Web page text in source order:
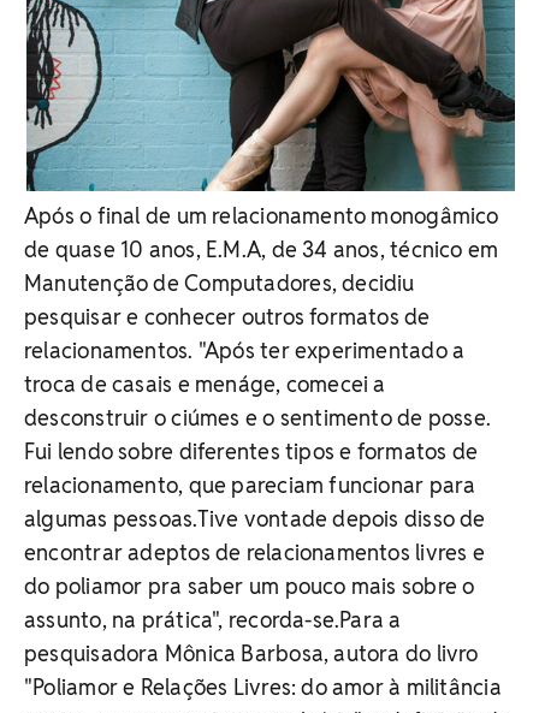
Após o final de um relacionamento monogâmico
de quase 10 anos, E.M.A, de 34 anos, técnico em
Manutenção de Computadores, decidiu
pesquisar e conhecer outros formatos de
relacionamentos. "Após ter experimentado a
troca de casais e menáge, comecei a
desconstruir o ciúmes e o sentimento de posse.
Fui lendo sobre diferentes tipos e formatos de
relacionamento, que pareciam funcionar para
algumas pessoas.Tive vontade depois disso de
encontrar adeptos de relacionamentos livres e
do poliamor pra saber um pouco mais sobre o
assunto, na prática", recorda-se.Para a
pesquisadora Mônica Barbosa, autora do livro
"Poliamor e Relações Livres: do amor à militância